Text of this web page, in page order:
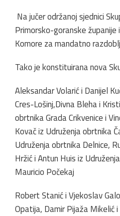
Na jučer održanoj sjednici
Primorsko-goranske
Komore za mandatno
Tako je konstituirana nova
Aleksandar Volarić i Danijel
Cres-Lošinj,Divna Bleha i
obrtnika Grada Crikvenice i
Kovač iz Udruženja obrtnika
Udruženja obrtnika Delnice,
Hržić i Antun Huis iz
Mauricio Počekaj
Robert Stanić i Vjekoslav
Opatija, Damir Pijaža Mikelić i